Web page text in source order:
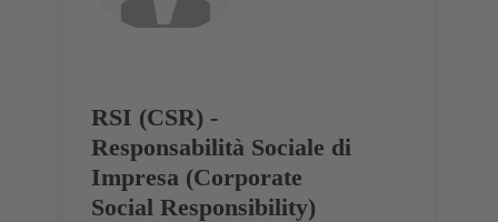
RSI (CSR) -
Responsabilità Sociale di
Impresa (Corporate
Social Responsibility)